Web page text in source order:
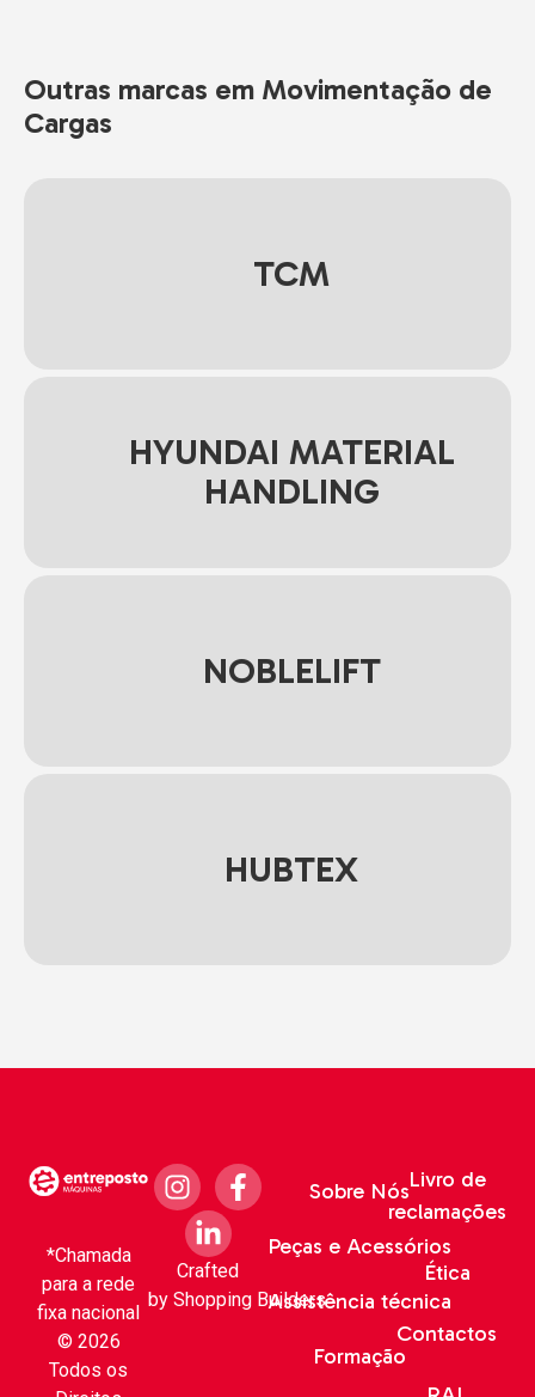
Outras marcas em Movimentação de
Cargas
TCM
HYUNDAI MATERIAL
HANDLING
NOBLELIFT
HUBTEX
*Chamada
para a rede
fixa nacional
© 2026
Todos os
Sobre Nós
Peças e Acessórios
Assistência técnica
Formação
Livro de
reclamações
Ética
Contactos
Crafted
by Shopping Builders